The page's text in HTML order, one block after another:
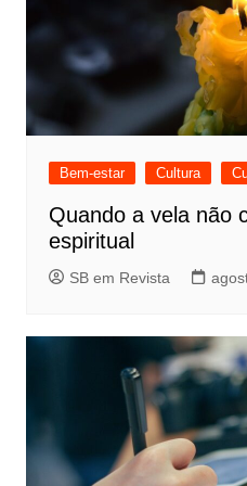
Bem-estar Cultura
Quando a vela não
espiritual
SB em Revista